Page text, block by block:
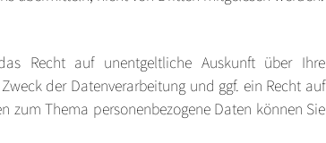
Recht auf unentgeltliche Auskunft über Ihre
der Datenverarbeitung und ggf. ein Recht auf
zum Thema personenbezogene Daten können Sie